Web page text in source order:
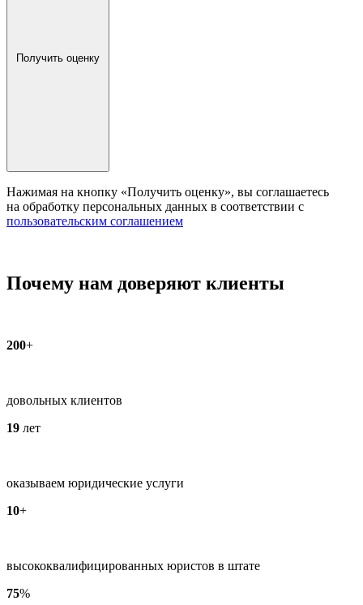
Получить оценку
Нажимая на кнопку «Получить оценку», вы соглашаетесь
на обработку персональных данных в соответствии с
пользовательским соглашением
Почему нам доверяют клиенты
200+
довольных клиентов
19 лет
оказываем юридические услуги
10+
высококвалифицированных юристов в штате
75%